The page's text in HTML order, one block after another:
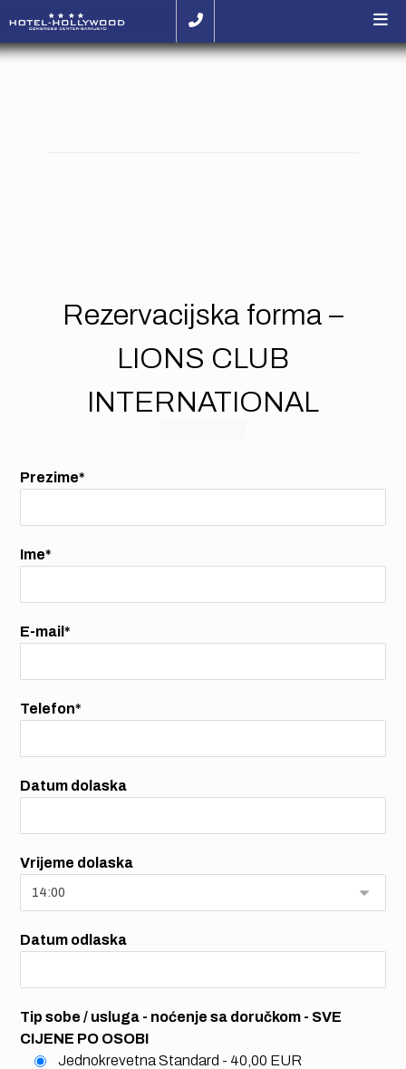
Rezervacijska forma –
LIONS CLUB
INTERNATIONAL
Prezime*
Ime*
E-mail*
Telefon*
Datum dolaska
Vrijeme dolaska
Datum odlaska
Tip sobe / usluga - noćenje sa doručkom - SVE
CIJENE PO OSOBI
Jednokrevetna Standard - 40,00 EUR